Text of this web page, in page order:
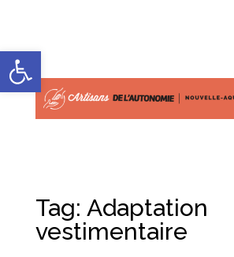
Tag: Adaptation
vestimentaire
Ouvrir la barre